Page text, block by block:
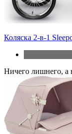
Коляска 2-в-1
Ничего лишнего, а